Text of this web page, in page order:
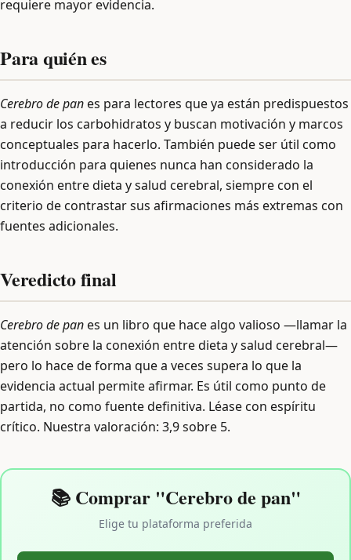
requiere mayor evidencia.
Para quién es
Cerebro de panes para lectores que ya están predispuestos
a reducir los carbohidratos y buscan motivación y marcos
conceptuales para hacerlo. También puede ser útil como
introducción para quienes nunca han considerado la
conexión entre dieta y salud cerebral, siempre con el
criterio de contrastar sus afirmaciones más extremas con
fuentes adicionales.
Veredicto final
Cerebro de panes un libro que hace algo valioso —llamar la
atención sobre la conexión entre dieta y salud cerebral—
pero lo hace de forma que a veces supera lo que la
evidencia actual permite afirmar. Es útil como punto de
partida, no como fuente definitiva. Léase con espíritu
crítico. Nuestra valoración: 3,9 sobre 5.
📚 Comprar "Cerebro de pan"
Elige tu plataforma preferida